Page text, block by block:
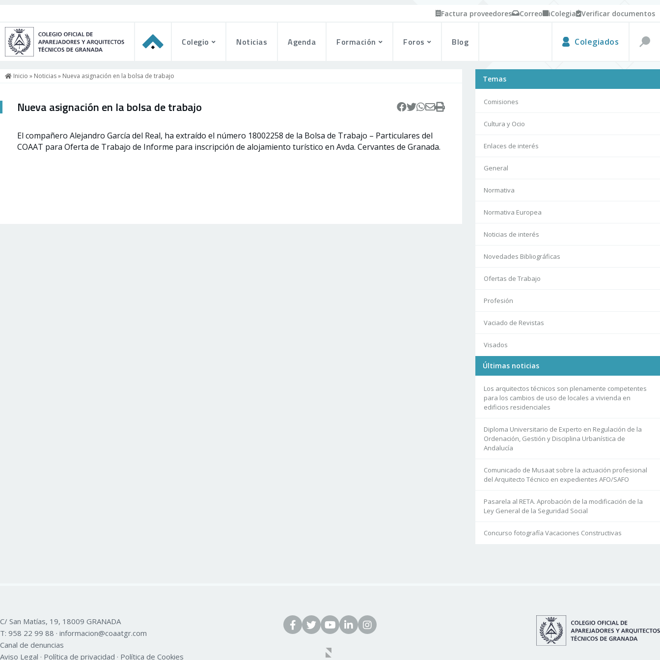
Factura proveedores Correo iColegia Verificar documentos
Colegio Noticias Agenda Formación Foros Blog Colegiados
Inicio » Noticias» Nueva asignación en la bolsa de trabajo
Nueva asignación en la bolsa de trabajo
El compañero Alejandro García del Real, ha extraído el número 18002258 de la Bolsa de Trabajo – Particulares del
COAAT para Oferta de Trabajo de Informe para inscripción de alojamiento turístico en Avda. Cervantes de Granada.
Temas
Comisiones
Cultura y Ocio
Enlaces de interés
General
Normativa
Normativa Europea
Noticias de interés
Novedades Bibliográficas
Ofertas de Trabajo
Profesión
Vaciado de Revistas
Visados
Últimas noticias
Los arquitectos técnicos son plenamente competentes
para los cambios de uso de locales a vivienda en
edificios residenciales
Diploma Universitario de Experto en Regulación de la
Ordenación, Gestión y Disciplina Urbanística de
Andalucía
Comunicado de Musaat sobre la actuación profesional
del Arquitecto Técnico en expedientes AFO/SAFO
Pasarela al RETA. Aprobación de la modificación de la
Ley General de la Seguridad Social
Concurso fotografía Vacaciones Constructivas
C/ San Matías, 19, 18009 GRANADA
T: 958 22 99 88 · informacion@coaatgr.com
Canal de denuncias
Aviso Legal · Política de privacidad · Política de Cookies